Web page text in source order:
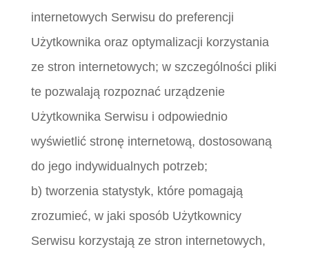
internetowych Serwisu do preferencji
Użytkownika oraz optymalizacji korzystania
ze stron internetowych; w szczególności pliki
te pozwalają rozpoznać urządzenie
Użytkownika Serwisu i odpowiednio
wyświetlić stronę internetową, dostosowaną
do jego indywidualnych potrzeb;
b) tworzenia statystyk, które pomagają
zrozumieć, w jaki sposób Użytkownicy
Serwisu korzystają ze stron internetowych,